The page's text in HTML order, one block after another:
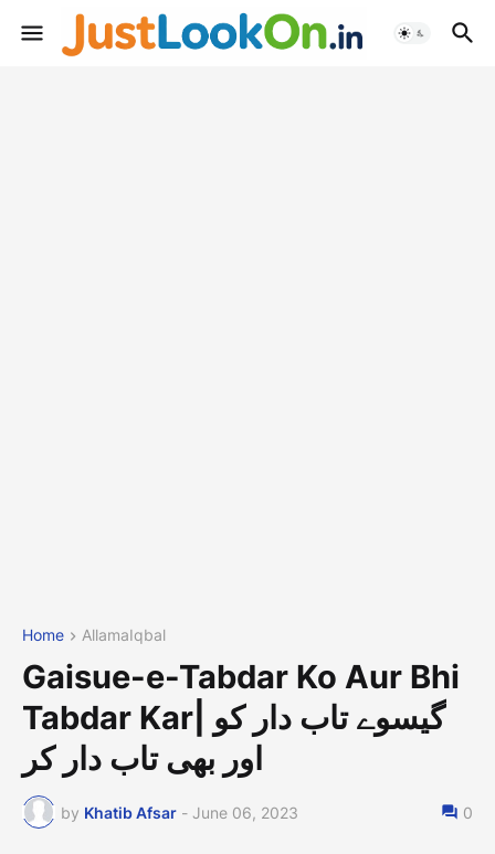
Home AllamaIqbal
Gaisue-e-Tabdar Ko Aur Bhi
Tabdar Kar| گیسوے تاب دار کو
اور بھی تاب دار کر
by Khatib Afsar - June 06, 2023 0